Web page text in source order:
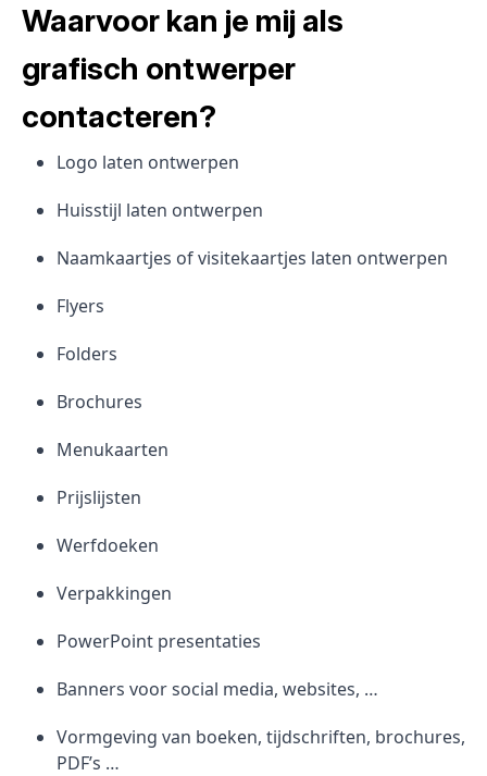
Waarvoor kan je mij als
grafisch ontwerper
contacteren?
Logo laten ontwerpen
Huisstijl laten ontwerpen
Naamkaartjes of visitekaartjes laten ontwerpen
Flyers
Folders
Brochures
Menukaarten
Prijslijsten
Werfdoeken
Verpakkingen
PowerPoint presentaties
Banners voor social media, websites, …
Vormgeving van boeken, tijdschriften, brochures,
PDF’s …